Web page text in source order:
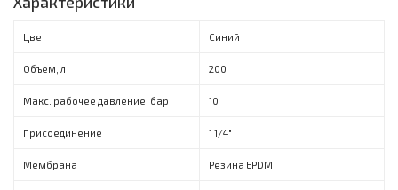
Цвет Синий
Объем, л 200
Макс. рабочее давление, бар 10
Присоединение 1 1/4"
Мембрана Резина EPDM